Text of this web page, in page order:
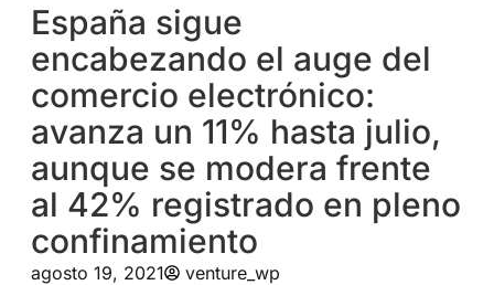
España sigue
encabezando el auge del
comercio electrónico:
avanza un 11% hasta julio,
aunque se modera frente
al 42% registrado en pleno
confinamiento
agosto 19, 2021 venture_wp